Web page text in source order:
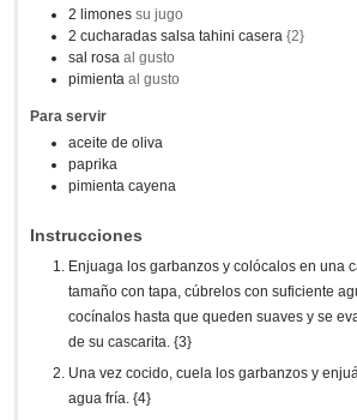
2 limones su jugo
2 cucharadas salsa tahini casera {2}
sal rosa al gusto
pimienta al gusto
Para servir
aceite de oliva
paprika
pimienta cayena
Instrucciones
Enjuaga los garbanzos y colócalos en una
tamaño con tapa, cúbrelos con suficiente
cocínalos hasta que queden suaves y se
de su cascarita. {3}
Una vez cocido, cuela los garbanzos y
agua fría. {4}